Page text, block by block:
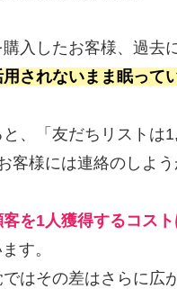
入したお客様、過去
されないまま眠って
、「友だちリストは
様には連絡のしよう
を1人獲得するコス
す。
はその差はさらに広